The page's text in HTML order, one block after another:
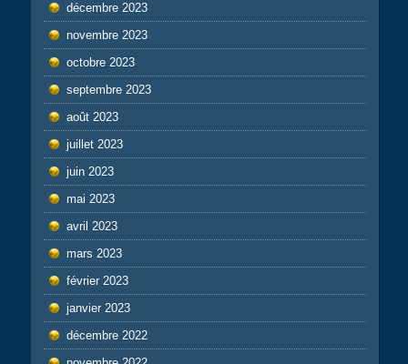
décembre 2023
novembre 2023
octobre 2023
septembre 2023
août 2023
juillet 2023
juin 2023
mai 2023
avril 2023
mars 2023
février 2023
janvier 2023
décembre 2022